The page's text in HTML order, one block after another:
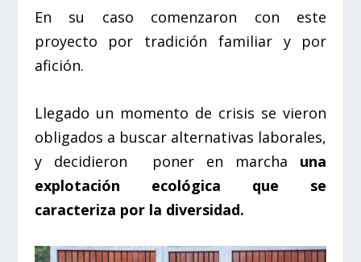
En su caso comenzaron con este
proyecto por tradición familiar y por
afición.
Llegado un momento de crisis se vieron
obligados a buscar alternativas laborales,
y decidieron
poner en marcha una
explotación ecológica que se
caracteriza por la diversidad.